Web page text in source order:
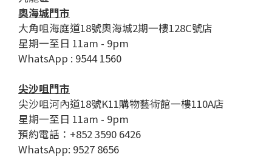
奧海城門市
大角咀海庭道18號奧海城2期一樓128C號店
星期一至日 11am - 9pm
WhatsApp : 9544 1560
尖沙咀門市
尖沙咀河內道18號K11購物藝術館一樓110A店
星期一至日 11am - 9pm
預約電話：+852 3590 6426
WhatsApp: 9527 8656